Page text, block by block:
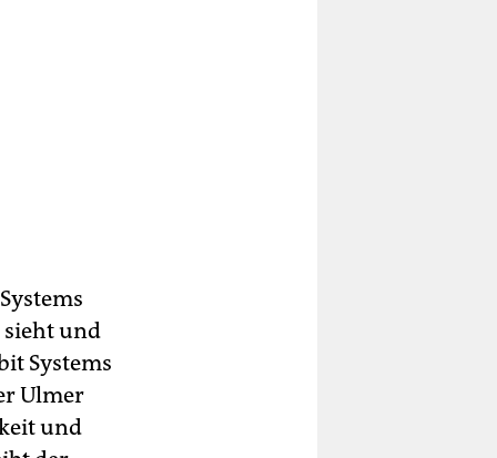
sieht und
Systems
Ulmer
und